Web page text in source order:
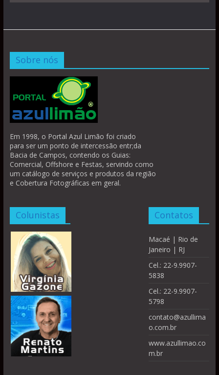
Sobre nós
Em 1998, o Portal Azul Limão foi criado
para ser um ponto de intercessão entr;da
Bacia de Campos, contendo os Guias:
Comercial, Offshore e Festas, servindo como
um catálogo de serviços e produtos da região
e Cobertura Fotográficas em geral.
Colunistas Contatos
Macaé | Rio de
Janeiro | RJ
Cel.: 22-9.9907-
5838
Cel.: 22-9.9907-
5798
contato@azullima
o.com.br
www.azullimao.co
m.br